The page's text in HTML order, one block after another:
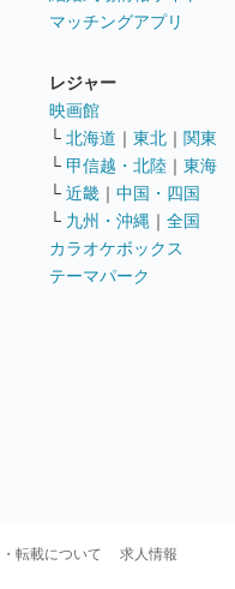
マッチングアプリ
レジャー
映画館
└ 北海道 ｜ 東北 ｜ 関東
└ 甲信越・北陸 ｜ 東海
└ 近畿 ｜ 中国・四国
└ 九州・沖縄 ｜ 全国
カラオケボックス
テーマパーク
転載について 求人情報